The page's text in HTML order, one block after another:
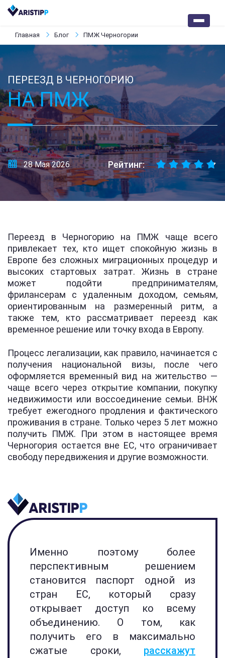
Главная Блог ПМЖ Черногории
ПЕРЕЕЗД В ЧЕРНОГОРИЮ
НА ПМЖ
28 Мая 2026 Рейтинг:
Переезд в Черногорию на ПМЖ чаще всего
привлекает тех, кто ищет спокойную жизнь в
Европе без сложных миграционных процедур и
высоких стартовых затрат. Жизнь в стране
может подойти предпринимателям,
фрилансерам с удаленным доходом, семьям,
ориентированным на размеренный ритм, а
также тем, кто рассматривает переезд как
временное решение или точку входа в Европу.
Процесс легализации, как правило, начинается с
получения национальной визы, после чего
оформляется временный вид на жительство —
чаще всего через открытие компании, покупку
недвижимости или воссоединение семьи. ВНЖ
требует ежегодного продления и фактического
проживания в стране. Только через 5 лет можно
получить ПМЖ. При этом в настоящее время
Черногория остается вне ЕС, что ограничивает
свободу передвижения и другие возможности.
Именно поэтому более
перспективным решением
становится паспорт одной из
стран ЕС, который сразу
открывает доступ ко всему
объединению. О том, как
получить его в максимально
сжатые сроки, расскажут